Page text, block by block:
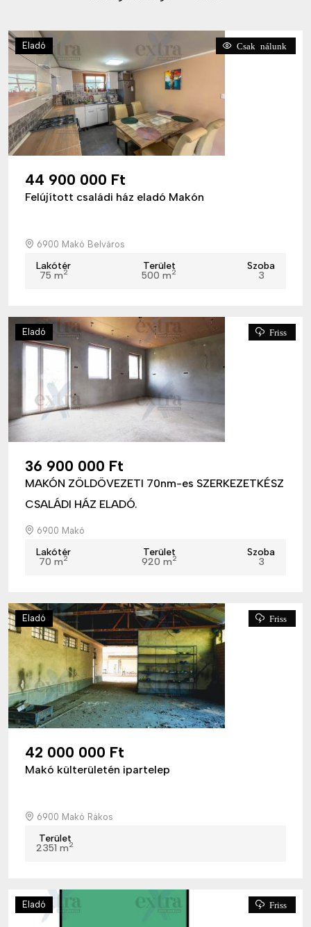
Eladó Csak nálunk
44 900 000 Ft
Felújított családi ház eladó Makón
6900 Makó Belváros
Lakótér
75 m2
Terület
500 m2
Szoba
3
Eladó Friss
36 900 000 Ft
MAKÓN ZÖLDÖVEZETI 70nm-es SZERKEZETKÉSZ
CSALÁDI HÁZ ELADÓ.
6900 Makó
Lakótér
70 m2
Terület
920 m2
Szoba
3
Eladó Friss
42 000 000 Ft
Makó külterületén ipartelep
6900 Makó Rákos
Terület
2351 m2
Eladó Friss